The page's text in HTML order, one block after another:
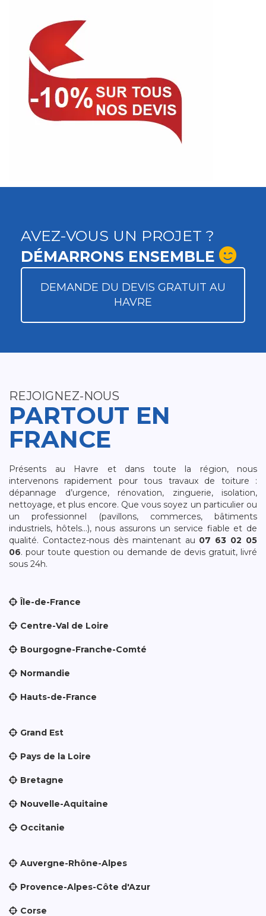
AVEZ-VOUS UN PROJET ?
DÉMARRONS ENSEMBLE
DEMANDE DU DEVIS GRATUIT AU
HAVRE
REJOIGNEZ-NOUS
PARTOUT EN
FRANCE
Présents au Havre et dans toute la région, nous
intervenons rapidement pour tous travaux de toiture :
dépannage d’urgence, rénovation, zinguerie, isolation,
nettoyage, et plus encore. Que vous soyez un particulier ou
un professionnel (pavillons, commerces, bâtiments
industriels, hôtels…), nous assurons un service fiable et de
qualité. Contactez-nous dès maintenant au 07 63 02 05
06. pour toute question ou demande de devis gratuit, livré
sous 24h.
Île-de-France
Centre-Val de Loire
Bourgogne-Franche-Comté
Normandie
Hauts-de-France
Grand Est
Pays de la Loire
Bretagne
Nouvelle-Aquitaine
Occitanie
Auvergne-Rhône-Alpes
Provence-Alpes-Côte d'Azur
Corse